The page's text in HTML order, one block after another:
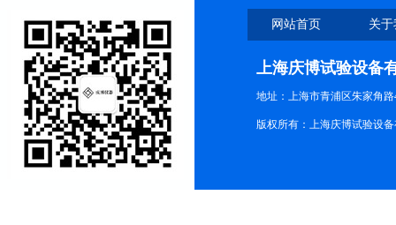
网站首页 关
上海庆博试验设备
地址：上海市青浦区朱家角路
版权所有：上海庆博试验设